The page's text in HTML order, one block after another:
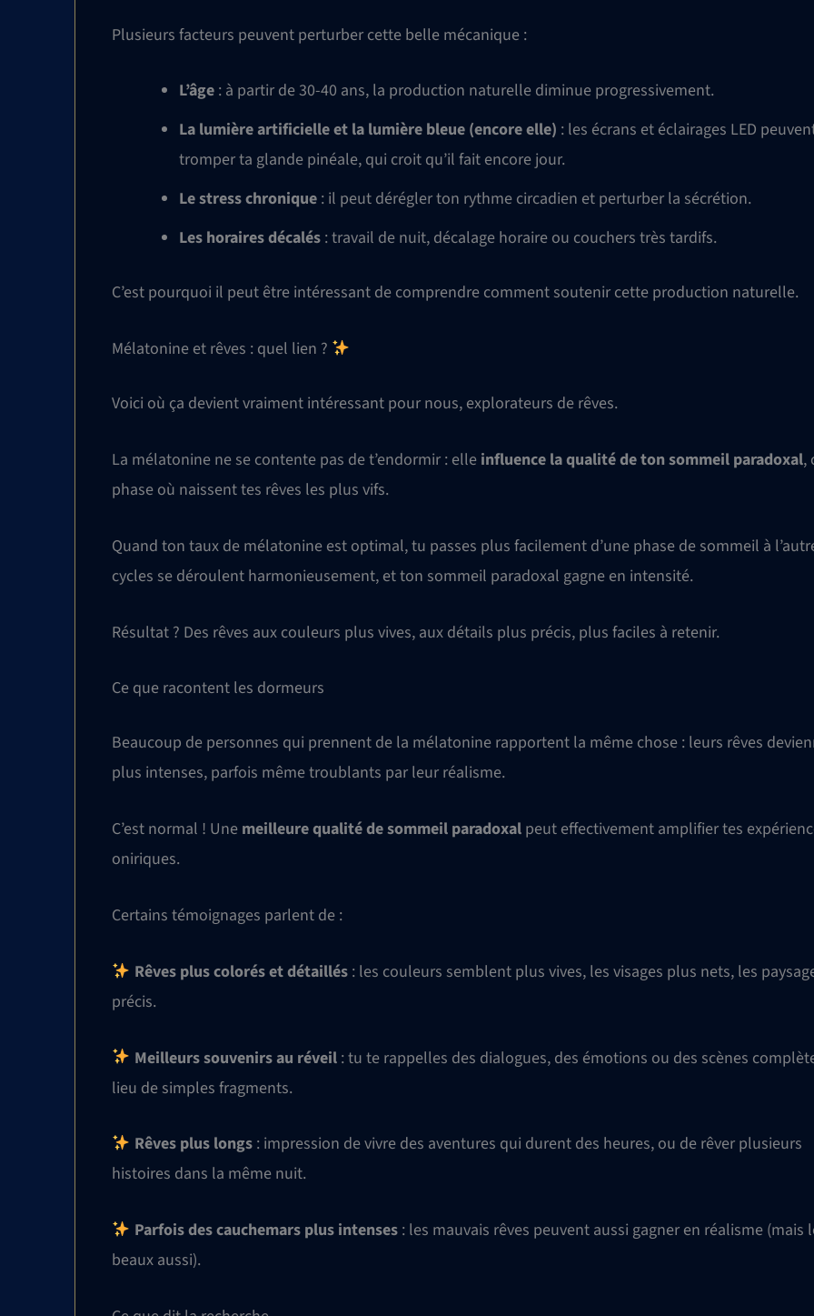
Plusieurs facteurs peuvent perturber cette belle mécanique :
L’âge : à partir de 30-40 ans, la production naturelle diminue progressivement.
La lumière artificielle et la lumière bleue (encore elle) : les écrans et éclairages LED
tromper ta glande pinéale, qui croit qu’il fait encore jour.
Le stress chronique : il peut dérégler ton rythme circadien et perturber la sécrétion.
Les horaires décalés : travail de nuit, décalage horaire ou couchers très tardifs.
C’est pourquoi il peut être intéressant de comprendre comment soutenir cette production naturelle.
Mélatonine et rêves : quel lien ?
Voici où ça devient vraiment intéressant pour nous, explorateurs de rêves.
La mélatonine ne se contente pas de t’endormir : elle influence la qualité de ton sommeil paradoxal,
phase où naissent tes rêves les plus vifs.
Quand ton taux de mélatonine est optimal, tu passes plus facilement d’une phase de sommeil à
cycles se déroulent harmonieusement, et ton sommeil paradoxal gagne en intensité.
Résultat ? Des rêves aux couleurs plus vives, aux détails plus précis, plus faciles à retenir.
Ce que racontent les dormeurs
Beaucoup de personnes qui prennent de la mélatonine rapportent la même chose : leurs rêves
plus intenses, parfois même troublants par leur réalisme.
C’est normal ! Une meilleure qualité de sommeil paradoxal peut effectivement amplifier tes
oniriques.
Certains témoignages parlent de :
Rêves plus colorés et détaillés: les couleurs semblent plus vives, les visages plus nets, les
précis.
Meilleurs souvenirs au réveil: tu te rappelles des dialogues, des émotions ou des scènes
lieu de simples fragments.
Rêves plus longs: impression de vivre des aventures qui durent des heures, ou de rêver plusieurs
histoires dans la même nuit.
Parfois des cauchemars plus intenses: les mauvais rêves peuvent aussi gagner en réalisme (mais
beaux aussi).